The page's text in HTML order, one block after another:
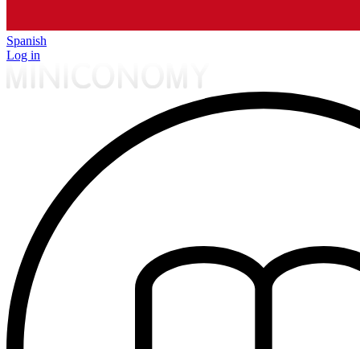
Spanish
Log in